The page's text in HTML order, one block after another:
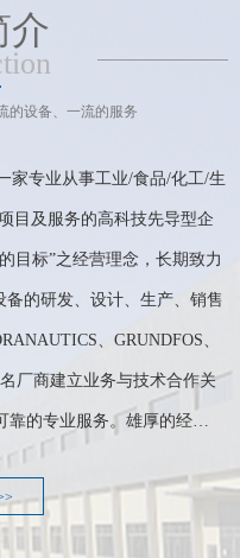
介
的设备、一流的服务
专业从事工业/食品/化工/生
目及服务的高科技先导型企
目标”之经营理念，长期致力
的研发、设计、生产、销售
、GRUNDFOS、
厂商建立业务与技术合作关
靠的专业服务。雄厚的经…